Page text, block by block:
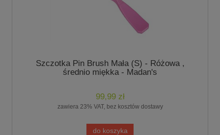
Szczotka Pin Brush Mała (S) - Różowa ,
średnio miękka - Madan's
99,99 zł
zawiera 23% VAT, bez kosztów dostawy
do koszyka